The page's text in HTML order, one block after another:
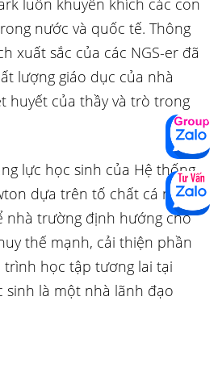
luôn khuyến khích các con
nước và quốc tế. Thông
xuất sắc của các NGS-er đã
lượng giáo dục của nhà
huyết của thầy và trò trong
lực học sinh của Hệ thống
dựa trên tố chất cá nhân
nhà trường định hướng cho
thế mạnh, cải thiện phần
học tập tương lai tại
sinh là một nhà lãnh đạo